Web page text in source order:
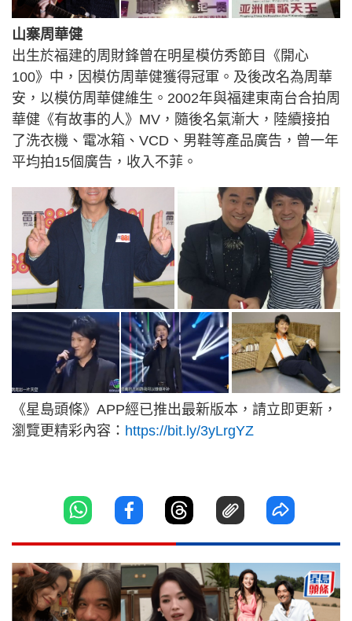
山寨周華健
出生於福建的周財鋒曾在明星模仿秀節目《開心
100》中，因模仿周華健獲得冠軍。及後改名為周華
安，以模仿周華健維生。2002年與福建東南台合拍周
華健《有故事的人》MV，隨後名氣漸大，陸續接拍
了洗衣機、電冰箱、VCD、男鞋等產品廣告，曾一年
平均拍15個廣告，收入不菲。
《星島頭條》APP經已推出最新版本，請立即更新，
瀏覽更精彩內容： https://bit.ly/3yLrgYZ